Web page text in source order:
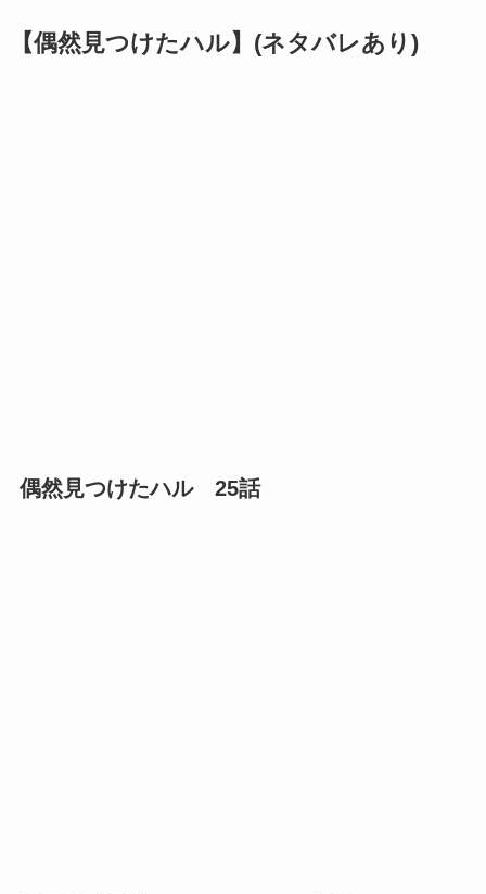
【偶然見つけたハル】(ネタバレあり)
偶然見つけたハル 25話